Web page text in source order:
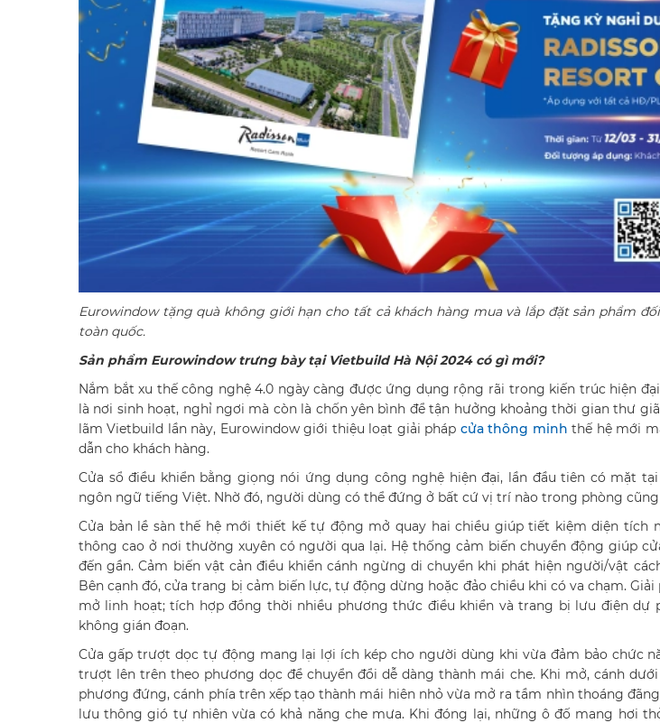
Eurowindow tặng quà không giới hạn cho tất cả khách hàng mua và lắp đặt sản phẩm
toàn quốc.
Sản phẩm Eurowindow trưng bày tại Vietbuild Hà Nội 2024 có gì mới?
Nắm bắt xu thế công nghệ 4.0 ngày càng được ứng dụng rộng rãi trong kiến trúc hiện
là nơi sinh hoạt, nghỉ ngơi mà còn là chốn yên bình để tận hưởng khoảng thời gian thư
lãm Vietbuild lần này, Eurowindow giới thiệu loạt giải pháp cửa thông minh thế hệ mới
dẫn cho khách hàng.
Cửa sổ điều khiển bằng giọng nói ứng dụng công nghệ hiện đại, lần đầu tiên có mặt
ngôn ngữ tiếng Việt. Nhờ đó, người dùng có thể đứng ở bất cứ vị trí nào trong phòng
Cửa bản lề sàn thế hệ mới thiết kế tự động mở quay hai chiều giúp tiết kiệm diện tích
thông cao ở nơi thường xuyên có người qua lại. Hệ thống cảm biến chuyển động giúp
đến gần. Cảm biến vật cản điều khiển cánh ngừng di chuyển khi phát hiện người/vật
Bên cạnh đó, cửa trang bị cảm biến lực, tự động dừng hoặc đảo chiều khi có va chạm.
mở linh hoạt; tích hợp đồng thời nhiều phương thức điều khiển và trang bị lưu điện dự
không gián đoạn.
Cửa gấp trượt dọc tự động mang lại lợi ích kép cho người dùng khi vừa đảm bảo chức
trượt lên trên theo phương dọc để chuyển đổi dễ dàng thành mái che. Khi mở, cánh
phương đứng, cánh phía trên xếp tạo thành mái hiên nhỏ vừa mở ra tầm nhìn thoáng
lưu thông gió tự nhiên vừa có khả năng che mưa. Khi đóng lại, những ô đố mang hơi